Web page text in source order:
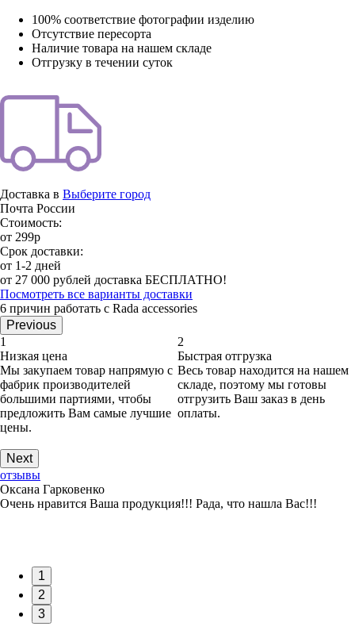
100% соответствие фотографии изделию
Отсутствие пересорта
Наличие товара на нашем складе
Отгрузку в течении суток
Доставка в Выберите город
Почта России
Стоимость:
от 299р
Срок доставки:
от 1-2 дней
от 27 000 рублей доставка БЕСПЛАТНО!
Посмотреть все варианты доставки
6 причин работать с Rada accessories
Previous
1
Низкая цена
Мы закупаем товар напрямую с
фабрик производителей
большими партиями, чтобы
предложить Вам самые лучшие
цены.
2
Быстрая отгрузка
Весь товар находится на нашем
складе, поэтому мы готовы
отгрузить Ваш заказ в день
оплаты.
Next
отзывы
Оксана Гарковенко
Очень нравится Ваша продукция!!! Рада, что нашла Вас!!!
1
2
3